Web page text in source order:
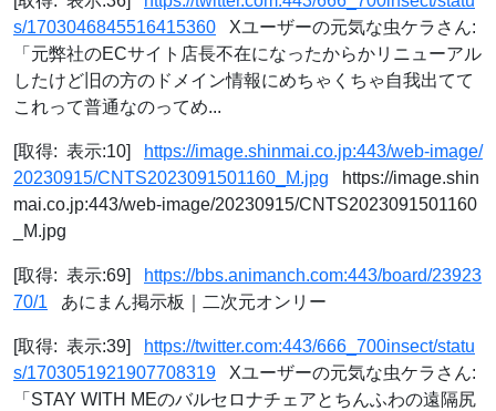
s/1703046845516415360 Xユーザーの元気な虫ケラさん:
「元弊社のECサイト店長不在になったからかリニューアル
したけど旧の方のドメイン情報にめちゃくちゃ自我出てて
これって普通なのってめ...
[取得: 表示:10]
https://image.shinmai.co.jp:443/web-image/
20230915/CNTS2023091501160_M.jpg https://image.shin
mai.co.jp:443/web-image/20230915/CNTS2023091501160
_M.jpg
[取得: 表示:69]
https://bbs.animanch.com:443/board/23923
70/1 あにまん掲示板｜二次元オンリー
[取得: 表示:39]
https://twitter.com:443/666_700insect/statu
s/1703051921907708319 Xユーザーの元気な虫ケラさん:
「STAY WITH MEのバルセロナチェアとちんふわの遠隔尻